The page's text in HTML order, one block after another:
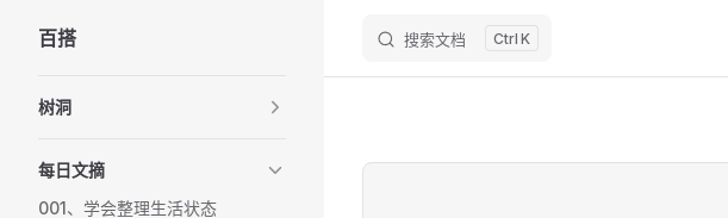
Skip to content
百搭 搜索文档 K
树洞
每日文摘
001、学会整理生活状态